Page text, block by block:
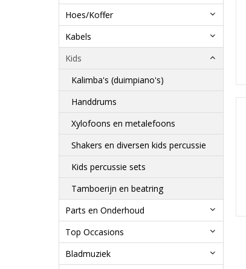
Hoes/Koffer
Kabels
Kids
Kalimba's (duimpiano's)
Handdrums
Xylofoons en metalefoons
Shakers en diversen kids percussie
Kids percussie sets
Tamboerijn en beatring
Parts en Onderhoud
Top Occasions
Bladmuziek